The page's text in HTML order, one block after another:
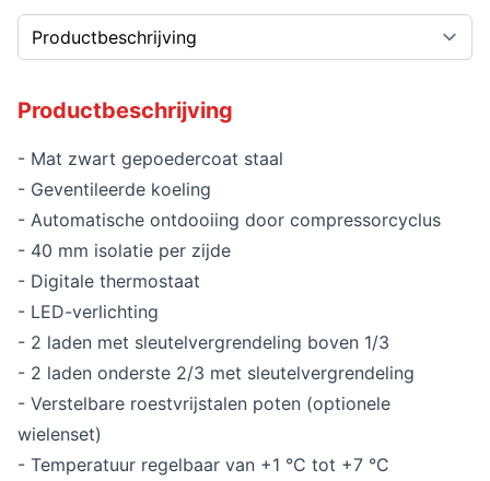
Productbeschrijving
- Mat zwart gepoedercoat staal
- Geventileerde koeling
- Automatische ontdooiing door compressorcyclus
- 40 mm isolatie per zijde
- Digitale thermostaat
- LED-verlichting
- 2 laden met sleutelvergrendeling boven 1/3
- 2 laden onderste 2/3 met sleutelvergrendeling
- Verstelbare roestvrijstalen poten (optionele
wielenset)
- Temperatuur regelbaar van +1 °C tot +7 °C